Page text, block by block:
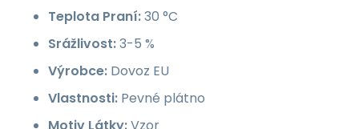
Teplota Praní:30 °C
Srážlivost:3-5 %
Výrobce: Dovoz EU
Vlastnosti: Pevné plátno